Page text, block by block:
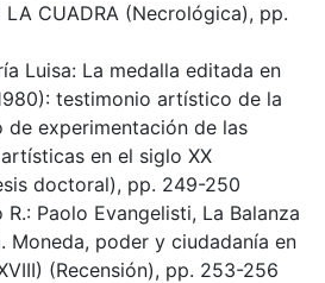
LA CUADRA (Necrológica), pp.
Luisa: La medalla editada en
testimonio artístico de la
de experimentación de las
en el siglo XX
doctoral), pp. 249-250
R.: Paolo Evangelisti, La Balanza
Moneda, poder y ciudadanía en
(Recensión), pp. 253-256